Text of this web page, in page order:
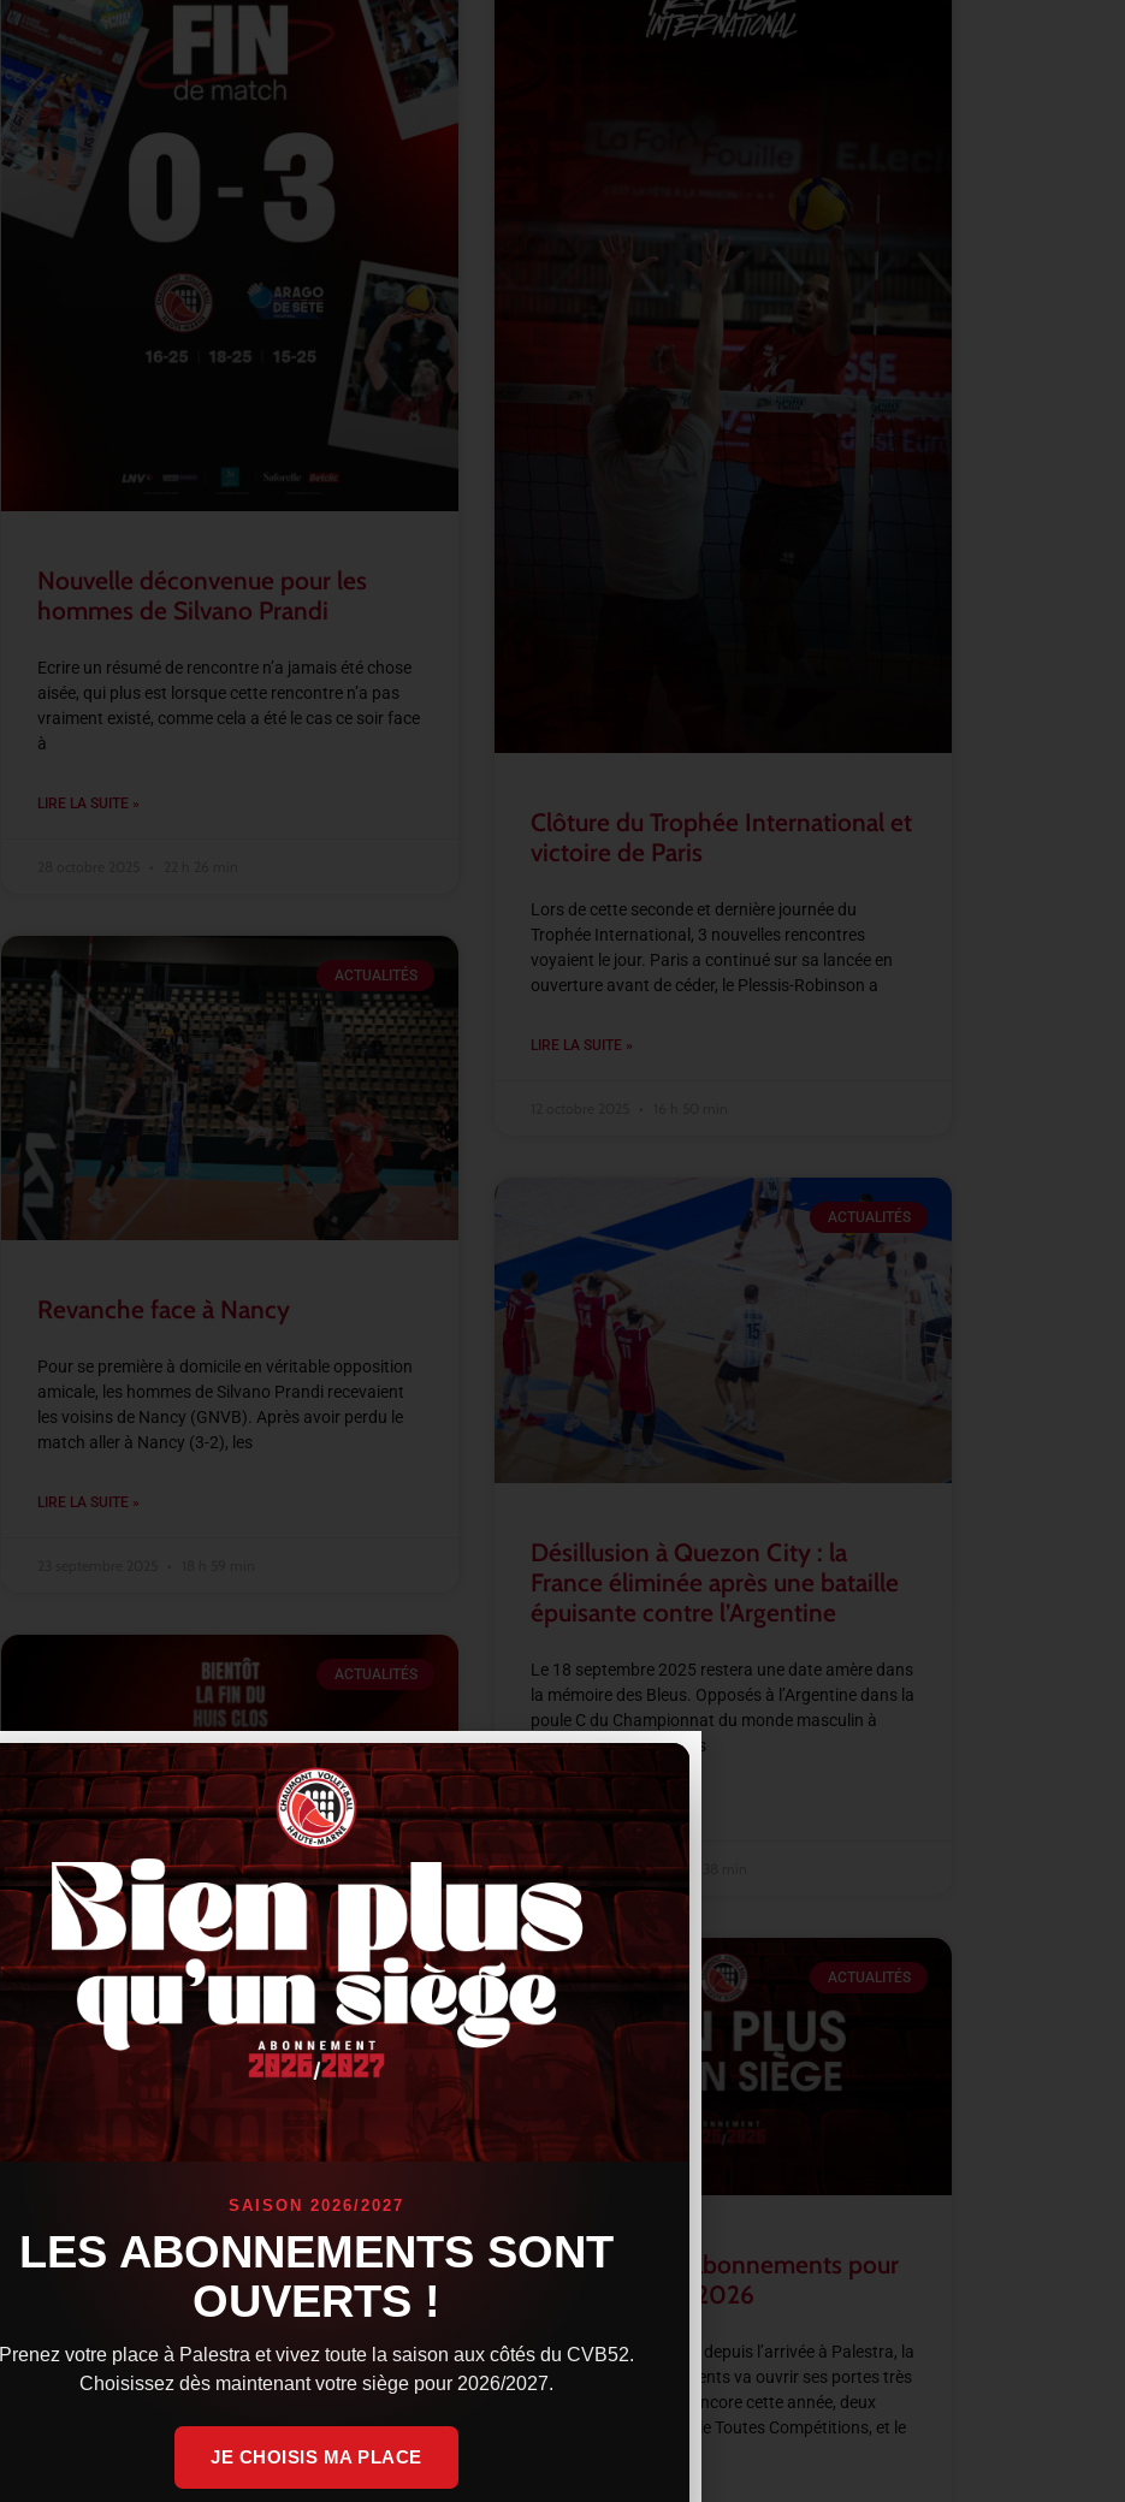
Nouvelle déconvenue pour les
hommes de Silvano Prandi
Ecrire un résumé de rencontre n’a jamais été chose
aisée, qui plus est lorsque cette rencontre n’a pas
vraiment existé, comme cela a été le cas ce soir face
à
LIRE LA SUITE »
Clôture du Trophée International et
victoire de Paris
Lors de cette seconde et dernière journée du
Trophée International, 3 nouvelles rencontres
voyaient le jour. Paris a continué sur sa lancée en
ouverture avant de céder, le Plessis-Robinson a
LIRE LA SUITE »
ACTUALITÉS
Revanche face à Nancy
Pour se première à domicile en véritable opposition
amicale, les hommes de Silvano Prandi recevaient
les voisins de Nancy (GNVB). Après avoir perdu le
match aller à Nancy (3-2), les
LIRE LA SUITE »
ACTUALITÉS
Désillusion à Quezon City : la
France éliminée après une bataille
épuisante contre l’Argentine
Le 18 septembre 2025 restera une date amère dans
la mémoire des Bleus. Opposés à l’Argentine dans la
poule C du Championnat du monde masculin à
Quezon City, les joueurs
LIRE LA SUITE »
18 septembre 2025 14 h 38 min
ACTUALITÉS
Les entraînements bientôt ouverts
au public
Alors que la reprise a lieu mi août pour les premiers
arrivants cette saison, comme à son habitude, le
club n’a pas ouvert les entraînements au public.
Seuls quelques privilégiés
LIRE LA SUITE »
11 septembre 2025
ACTUALITÉS
Ouverture des abonnements pour
la saison 2025/2026
Comme chaque saison depuis l’arrivée à Palestra, la
campagne d’abonnements va ouvrir ses portes très
prochainement. Avec encore cette année, deux
types d’abonnements, le Toutes Compétitions, et le
SAISON 2026/2027
LES ABONNEMENTS SONT
OUVERTS !
Prenez votre place à Palestra et vivez toute la saison aux côtés du CVB52.
Choisissez dès maintenant votre siège pour 2026/2027.
JE CHOISIS MA PLACE